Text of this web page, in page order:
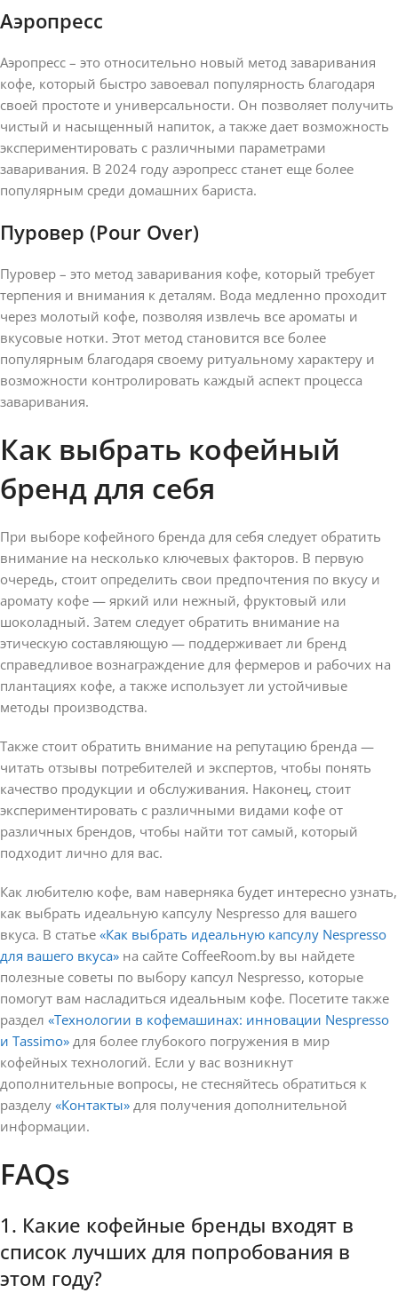
Аэропресс
Аэропресс – это относительно новый метод заваривания
кофе, который быстро завоевал популярность благодаря
своей простоте и универсальности. Он позволяет получить
чистый и насыщенный напиток, а также дает возможность
экспериментировать с различными параметрами
заваривания. В 2024 году аэропресс станет еще более
популярным среди домашних бариста.
Пуровер (Pour Over)
Пуровер – это метод заваривания кофе, который требует
терпения и внимания к деталям. Вода медленно проходит
через молотый кофе, позволяя извлечь все ароматы и
вкусовые нотки. Этот метод становится все более
популярным благодаря своему ритуальному характеру и
возможности контролировать каждый аспект процесса
заваривания.
Как выбрать кофейный
бренд для себя
При выборе кофейного бренда для себя следует обратить
внимание на несколько ключевых факторов. В первую
очередь, стоит определить свои предпочтения по вкусу и
аромату кофе — яркий или нежный, фруктовый или
шоколадный. Затем следует обратить внимание на
этическую составляющую — поддерживает ли бренд
справедливое вознаграждение для фермеров и рабочих на
плантациях кофе, а также использует ли устойчивые
методы производства.
Также стоит обратить внимание на репутацию бренда —
читать отзывы потребителей и экспертов, чтобы понять
качество продукции и обслуживания. Наконец, стоит
экспериментировать с различными видами кофе от
различных брендов, чтобы найти тот самый, который
подходит лично для вас.
Как любителю кофе, вам наверняка будет интересно узнать,
как выбрать идеальную капсулу Nespresso для вашего
вкуса. В статье «Как выбрать идеальную капсулу Nespresso
для вашего вкуса» на сайте CoffeeRoom.by вы найдете
полезные советы по выбору капсул Nespresso, которые
помогут вам насладиться идеальным кофе. Посетите также
раздел «Технологии в кофемашинах: инновации Nespresso
и Tassimo» для более глубокого погружения в мир
кофейных технологий. Если у вас возникнут
дополнительные вопросы, не стесняйтесь обратиться к
разделу «Контакты» для получения дополнительной
информации.
FAQs
1. Какие кофейные бренды входят в
список лучших для попробования в
этом году?